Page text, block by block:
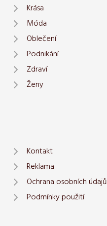
Krása
Móda
Oblečení
Podnikání
Zdraví
Ženy
Kontakt
Reklama
Ochrana osobních údajů
Podmínky použití